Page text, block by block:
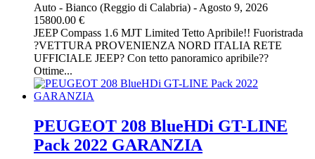
Auto - Bianco (Reggio di Calabria) - Agosto 9, 2026
15800.00 €
JEEP Compass 1.6 MJT Limited Tetto Apribile!! Fuoristrada
?VETTURA PROVENIENZA NORD ITALIA RETE
UFFICIALE JEEP? Con tetto panoramico apribile??
Ottime...
PEUGEOT 208 BlueHDi GT-LINE
Pack 2022 GARANZIA